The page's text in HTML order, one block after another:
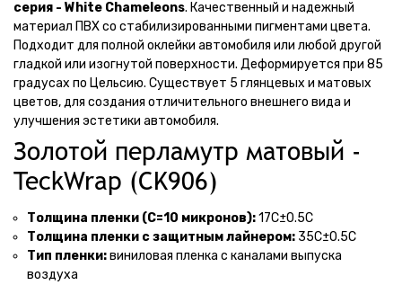
серия - White Chameleons. Качественный и надежный
материал ПВХ со стабилизированными пигментами цвета.
Подходит для полной оклейки автомобиля или любой другой
гладкой или изогнутой поверхности. Деформируется при 85
градусах по Цельсию. Существует 5 глянцевых и матовых
цветов, для создания отличительного внешнего вида и
улучшения эстетики автомобиля.
Золотой перламутр матовый -
TeckWrap (CK906)
Толщина пленки (С=10 микронов):17С±0.5С
Толщина пленки с защитным лайнером: 35С±0.5С
Тип пленки:виниловая пленка с каналами выпуска
воздуха